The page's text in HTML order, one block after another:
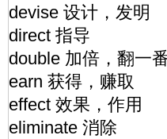
devise 设计，发明
direct 指导
double 加倍，翻一
earn 获得，赚取
effect 效果，作用
eliminate 消除